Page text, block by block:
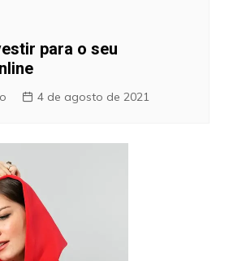
para o seu
4 de agosto de 2021